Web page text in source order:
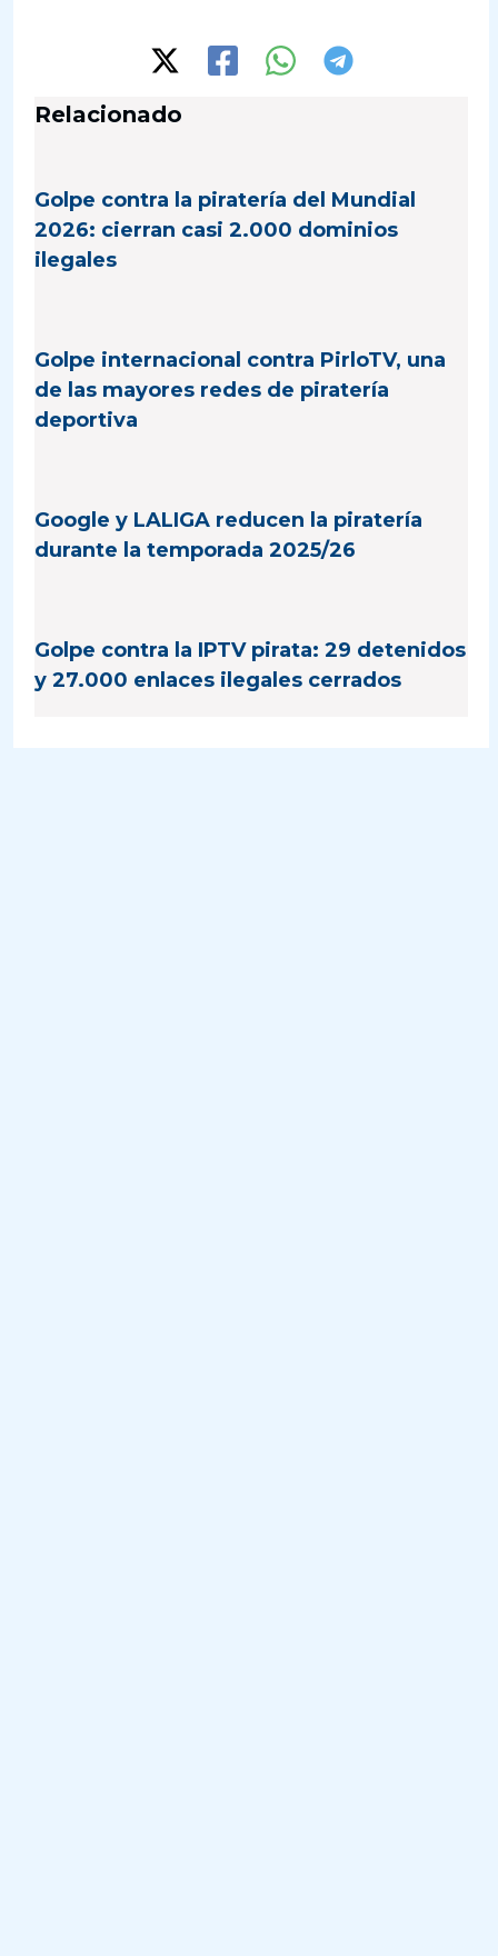
Relacionado
Golpe contra la piratería del Mundial
2026: cierran casi 2.000 dominios
ilegales
Golpe internacional contra PirloTV, una
de las mayores redes de piratería
deportiva
Google y LALIGA reducen la piratería
durante la temporada 2025/26
Golpe contra la IPTV pirata: 29 detenidos
y 27.000 enlaces ilegales cerrados